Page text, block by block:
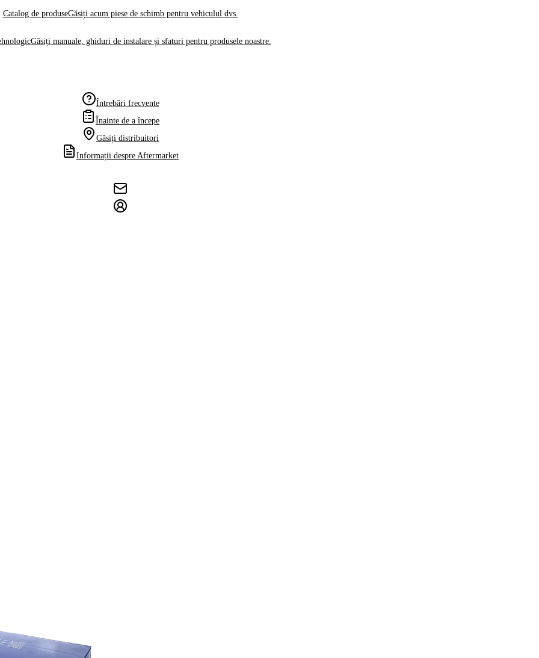
Catalog de produseGăsiți acum piese de schimb pentru vehiculul dvs.
Găsiți manuale, ghiduri de instalare și sfaturi pentru produsele noastre.
Întrebări frecvente
Înainte de a începe
Găsiți distribuitori
Informații despre Aftermarket